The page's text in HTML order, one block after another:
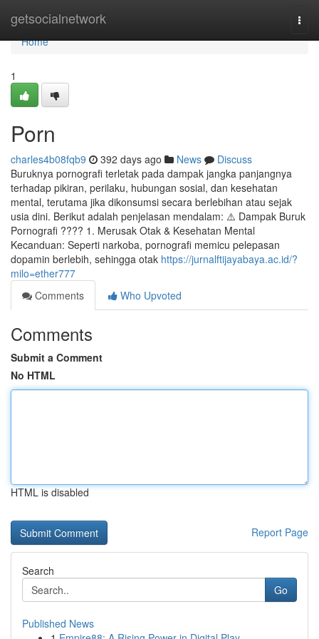
getsocialnetwork
Home
Home
1
Porn
charles4b08fqb9 392 days ago News
Discuss
Buruknya pornografi terletak pada dampak jangka panjangnya
terhadap pikiran, perilaku, hubungan sosial, dan kesehatan
mental, terutama jika dikonsumsi secara berlebihan atau sejak
usia dini. Berikut adalah penjelasan mendalam: ⚠️ Dampak Buruk
Pornografi ???? 1. Merusak Otak & Kesehatan Mental
Kecanduan: Seperti narkoba, pornografi memicu pelepasan
dopamin berlebih, sehingga otak https://jurnalftijayabaya.ac.id/?
milo=ether777
Comments
Who Upvoted
Comments
Submit a Comment
No HTML
HTML is disabled
Report Page
Search
Go
Published News